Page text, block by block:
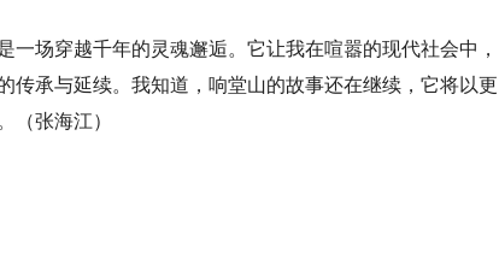
场穿越千年的灵魂邂逅。它让我在喧嚣的现代社会中，
传承与延续。我知道，响堂山的故事还在继续，它将以更
（张海江）